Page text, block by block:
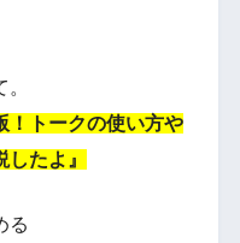
！トークの使い方や
たよ』
る